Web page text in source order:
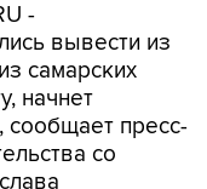
-
вывести из
самарских
начнет
сообщает пресс-
со